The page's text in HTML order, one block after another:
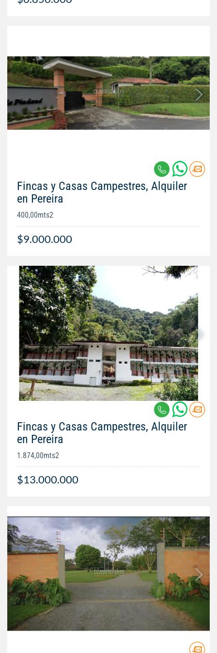
Fincas y Casas Campestres, Alquiler
en Pereira
400,00mts2
$9.000.000
Fincas y Casas Campestres, Alquiler
en Pereira
1.874,00mts2
$13.000.000